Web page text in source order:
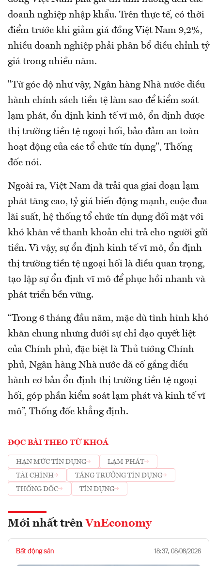
doanh nghiệp nhập khẩu. Trên thực tế, có thời
điểm trước khi giảm giá đồng Việt Nam 9,2%,
nhiều doanh nghiệp phải phân bổ điều chỉnh tỷ
giá trong nhiều năm.
"Từ góc độ như vậy, Ngân hàng Nhà nước điều
hành chính sách tiền tệ làm sao để kiểm soát
lạm phát, ổn định kinh tế vĩ mô, ổn định được
thị trường tiền tệ ngoại hối, bảo đảm an toàn
hoạt động của các tổ chức tín dụng", Thống
đốc nói.
Ngoài ra, Việt Nam đã trải qua giai đoạn lạm
phát tăng cao, tỷ giá biến động mạnh, cuộc đua
lãi suất, hệ thống tổ chức tín dụng đối mặt với
khó khăn về thanh khoản chi trả cho người gửi
tiền. Vì vậy, sự ổn định kinh tế vĩ mô, ổn định
thị trường tiền tệ ngoại hối là điều quan trọng,
tạo lập sự ổn định vĩ mô để phục hồi nhanh và
phát triển bền vững.
“Trong 6 tháng đầu năm, mặc dù tình hình khó
khăn chung nhưng dưới sự chỉ đạo quyết liệt
của Chính phủ, đặc biệt là Thủ tướng Chính
phủ, Ngân hàng Nhà nước đã cố gắng điều
hành cơ bản ổn định thị trường tiền tệ ngoại
hối, góp phần kiểm soát lạm phát và kinh tế vĩ
mô”, Thống đốc khẳng định.
ĐỌC BÀI THEO TỪ KHOÁ
HẠN MỨC TÍN DỤNG
LẠM PHÁT
TÀI CHÍNH
TĂNG TRƯỞNG TÍN DỤNG
THỐNG ĐỐC
TÍN DỤNG
Mới nhất trên VnEconomy
Bất động sản 18:37, 08/08/2026